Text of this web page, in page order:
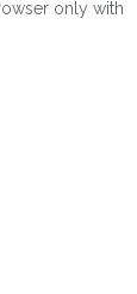
only with